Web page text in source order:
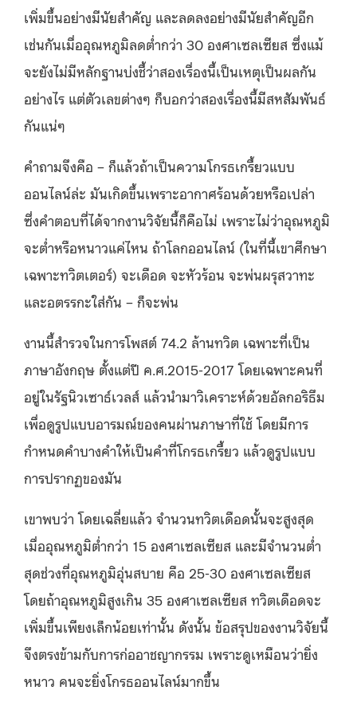
เพิ่มขึ้นอย่างมีนัยสำคัญ และลดลงอย่างมีนัยสำคัญอีก
เช่นกันเมื่ออุณหภูมิลดต่ำกว่า 30 องศาเซลเซียส ซึ่งแม้
จะยังไม่มีหลักฐานบ่งชี้ว่าสองเรื่องนี้เป็นเหตุเป็นผลกัน
อย่างไร แต่ตัวเลขต่างๆ ก็บอกว่าสองเรื่องนี้มีสหสัมพันธ์
กันแน่ๆ
คำถามจึงคือ – ก็แล้วถ้าเป็นความโกรธเกรี้ยวแบบ
ออนไลน์ล่ะ มันเกิดขึ้นเพราะอากาศร้อนด้วยหรือเปล่า
ซึ่งคำตอบที่ได้จากงานวิจัยนี้ก็คือไม่ เพราะไม่ว่าอุณหภูมิ
จะต่ำหรือหนาวแค่ไหน ถ้าโลกออนไลน์ (ในที่นี้เขาศึกษา
เฉพาะทวิตเตอร์) จะเดือด จะหัวร้อน จะพ่นผรุสวาทะ
และอตรรกะใส่กัน – ก็จะพ่น
งานนี้สำรวจในการโพสต์ 74.2 ล้านทวิต เฉพาะที่เป็น
ภาษาอังกฤษ ตั้งแต่ปี ค.ศ.2015-2017 โดยเฉพาะคนที่
อยู่ในรัฐนิวเซาธ์เวลส์ แล้วนำมาวิเคราะห์ด้วยอัลกอริธึม
เพื่อดูรูปแบบอารมณ์ของคนผ่านภาษาที่ใช้ โดยมีการ
กำหนดคำบางคำให้เป็นคำที่โกรธเกรี้ยว แล้วดูรูปแบบ
การปรากฏของมัน
เขาพบว่า โดยเฉลี่ยแล้ว จำนวนทวิตเดือดนั้นจะสูงสุด
เมื่ออุณหภูมิต่ำกว่า 15 องศาเซลเซียส และมีจำนวนต่ำ
สุดช่วงที่อุณหภูมิอุ่นสบาย คือ 25-30 องศาเซลเซียส
โดยถ้าอุณหภูมิสูงเกิน 35 องศาเซลเซียส ทวิตเดือดจะ
เพิ่มขึ้นเพียงเล็กน้อยเท่านั้น ดังนั้น ข้อสรุปของงานวิจัยนี้
จึงตรงข้ามกับการก่ออาชญากรรม เพราะดูเหมือนว่ายิ่ง
หนาว คนจะยิ่งโกรธออนไลน์มากขึ้น